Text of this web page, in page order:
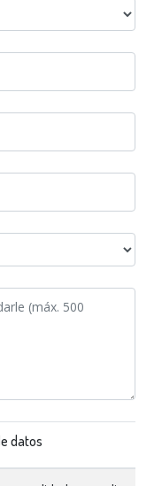
datos